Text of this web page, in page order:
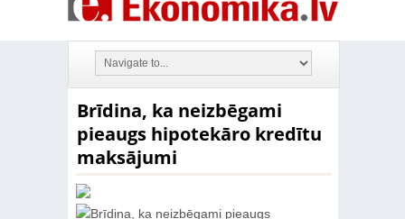
Brīdina, ka neizbēgami
pieaugs hipotekāro kredītu
maksājumi